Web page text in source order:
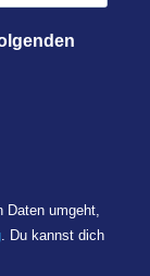
Daten umgeht,
. Du kannst dich